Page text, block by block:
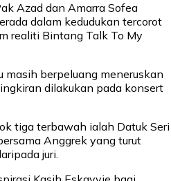
Azad dan Amarra Sofea
dalam kedudukan tercorot
realiti Bintang Talk To My
masih berpeluang meneruskan
dilakukan pada konsert
tiga terbawah ialah Datuk Seri
Anggrek yang turut
juri.